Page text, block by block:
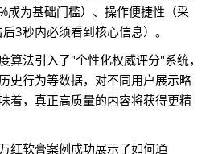
成为基础门槛）、操作便捷性（采
3秒内必须看到核心信息）。
算法引入了"个性化权威评分"系统，
史行为等数据，对不同用户展示略
着，真正高质量的内容将获得更精
红软膏案例成功展示了如何通